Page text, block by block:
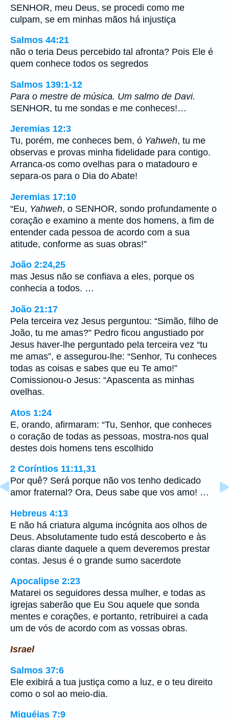
SENHOR, meu Deus, se procedi como me
culpam, se em minhas mãos há injustiça
Salmos 44:21
não o teria Deus percebido tal afronta? Pois Ele é
quem conhece todos os segredos
Salmos 139:1-12
Para o mestre de música. Um salmo de Davi.
SENHOR, tu me sondas e me conheces!…
Jeremias 12:3
Tu, porém, me conheces bem, ó Yahweh, tu me
observas e provas minha fidelidade para contigo.
Arranca-os como ovelhas para o matadouro e
separa-os para o Dia do Abate!
Jeremias 17:10
“Eu, Yahweh, o SENHOR, sondo profundamente o
coração e examino a mente dos homens, a fim de
entender cada pessoa de acordo com a sua
atitude, conforme as suas obras!”
João 2:24,25
mas Jesus não se confiava a eles, porque os
conhecia a todos. …
João 21:17
Pela terceira vez Jesus perguntou: “Simão, filho de
João, tu me amas?” Pedro ficou angustiado por
Jesus haver-lhe perguntado pela terceira vez “tu
me amas”, e assegurou-lhe: “Senhor, Tu conheces
todas as coisas e sabes que eu Te amo!”
Comissionou-o Jesus: “Apascenta as minhas
ovelhas.
Atos 1:24
E, orando, afirmaram: “Tu, Senhor, que conheces
o coração de todas as pessoas, mostra-nos qual
destes dois homens tens escolhido
2 Coríntios 11:11,31
Por quê? Será porque não vos tenho dedicado
amor fraternal? Ora, Deus sabe que vos amo! …
Hebreus 4:13
E não há criatura alguma incógnita aos olhos de
Deus. Absolutamente tudo está descoberto e às
claras diante daquele a quem deveremos prestar
contas. Jesus é o grande sumo sacerdote
Apocalipse 2:23
Matarei os seguidores dessa mulher, e todas as
igrejas saberão que Eu Sou aquele que sonda
mentes e corações, e portanto, retribuirei a cada
um de vós de acordo com as vossas obras.
Israel
Salmos 37:6
Ele exibirá a tua justiça como a luz, e o teu direito
como o sol ao meio-dia.
Miquéias 7:9